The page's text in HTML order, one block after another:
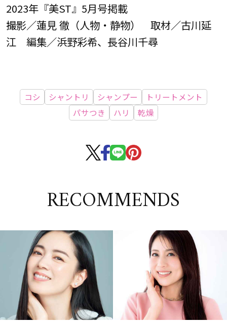
2023年『美ST』5月号掲載
撮影／蓮見 徹（人物・静物） 取材／古川延
江 編集／浜野彩希、長谷川千尋
コシ シャントリ シャンプー
トリートメント
パサつき
ハリ 乾燥
RECOMMENDS